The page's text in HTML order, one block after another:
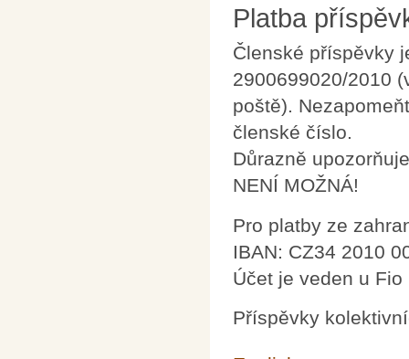
Platba
Členské příspěvky
2900699020/2010
poště).
členské číslo.
Důrazně
NENÍ MOŽNÁ!
Pro platby ze
IBAN: CZ34 2010
Účet je veden u
Příspěvky